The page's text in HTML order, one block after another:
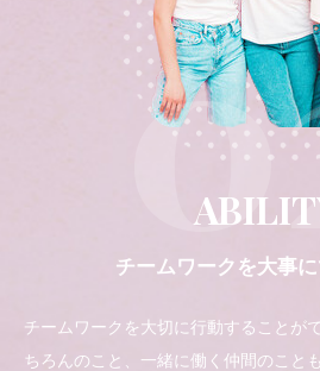
チームワークを大事に
チームワークを大切に行動することが
ちろんのこと、一緒に働く仲間のこと